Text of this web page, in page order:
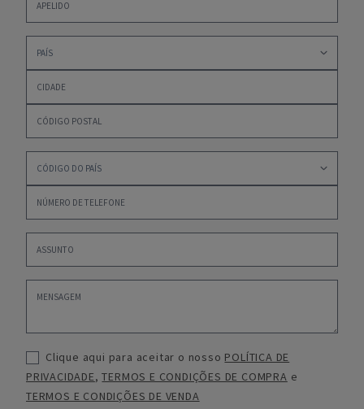
Clique aqui para aceitar o nosso POLÍTICA DE
PRIVACIDADE,TERMOS E CONDIÇÕES DE COMPRA e
TERMOS E CONDIÇÕES DE VENDA